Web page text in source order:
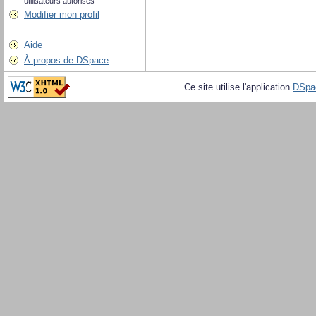
Modifier mon profil
Aide
À propos de DSpace
Ce site utilise l'application